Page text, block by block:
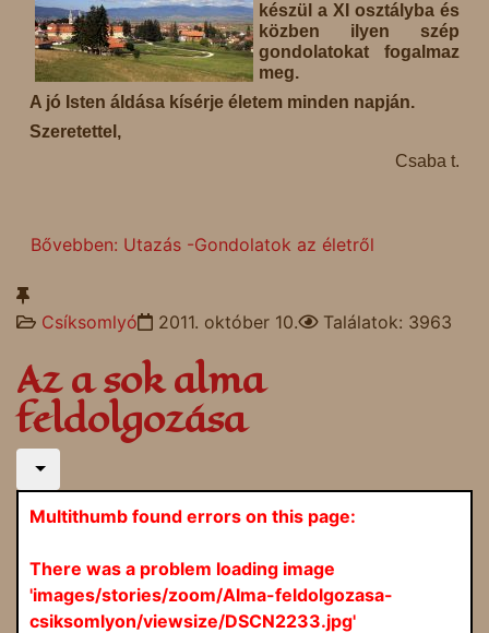
készül a XI osztályba és
közben ilyen szép
gondolatokat fogalmaz
meg.
A jó Isten áldása kísérje életem minden napján.
Szeretettel,
Csaba t.
Bővebben: Utazás -Gondolatok az életről
Csíksomlyó 2011. október 10. Találatok: 3963
Az a sok alma
feldolgozása
Multithumb found errors on this page:
There was a problem loading image
'images/stories/zoom/Alma-feldolgozasa-
csiksomlyon/viewsize/DSCN2233.jpg'